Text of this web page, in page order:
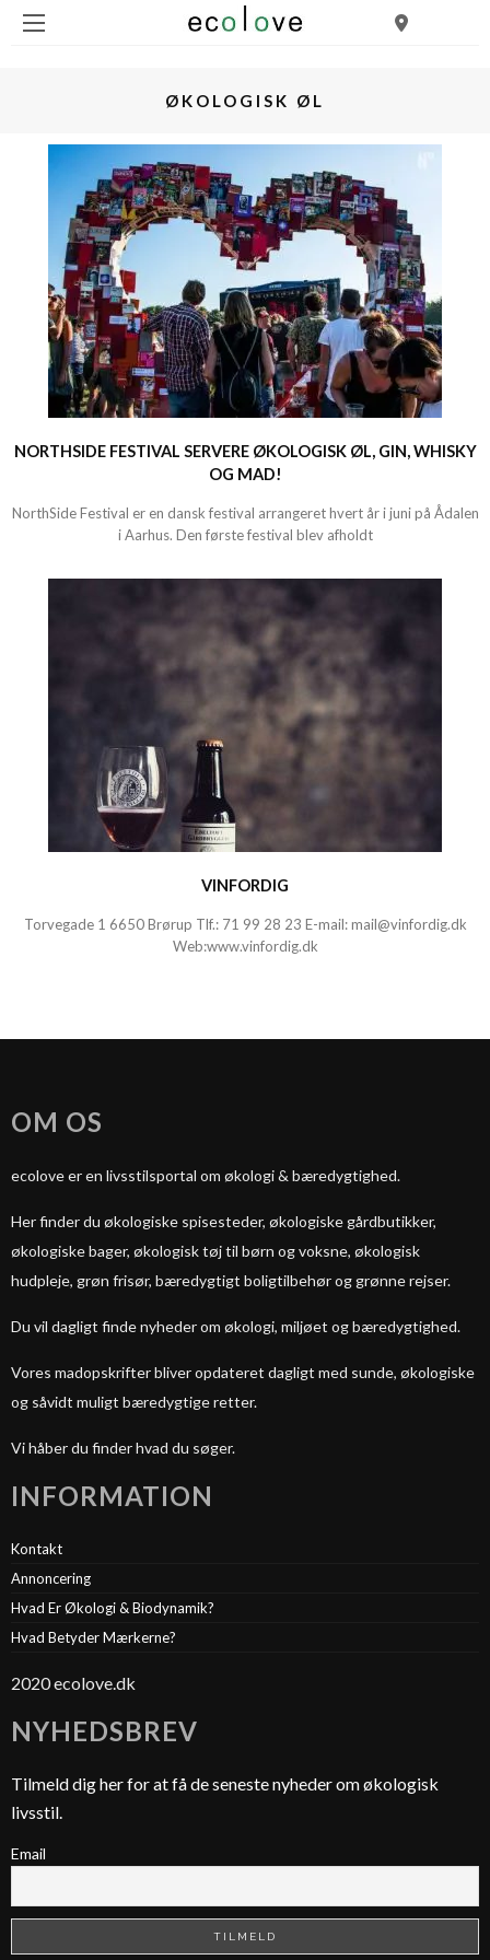
ØKOLOGISK ØL
NORTHSIDE FESTIVAL SERVERE ØKOLOGISK ØL, GIN, WHISKY
OG MAD!
NorthSide Festival er en dansk festival arrangeret hvert år i juni på Ådalen
i Aarhus. Den første festival blev afholdt
VINFORDIG
Torvegade 1 6650 Brørup Tlf.: 71 99 28 23 E-mail:mail@vinfordig.dk
Web:www.vinfordig.dk
OM OS
ecolove er en livsstilsportal om økologi & bæredygtighed.
Her finder du økologiske spisesteder, økologiske gårdbutikker,
økologiske bager, økologisk tøj til børn og voksne, økologisk
hudpleje, grøn frisør, bæredygtigt boligtilbehør og grønne rejser.
Du vil dagligt finde nyheder om økologi, miljøet og bæredygtighed.
Vores madopskrifter bliver opdateret dagligt med sunde, økologiske
og såvidt muligt bæredygtige retter.
Vi håber du finder hvad du søger.
INFORMATION
Kontakt
Annoncering
Hvad Er Økologi & Biodynamik?
Hvad Betyder Mærkerne?
2020 ecolove.dk
NYHEDSBREV
Tilmeld dig her for at få de seneste nyheder om økologisk
livsstil.
Email